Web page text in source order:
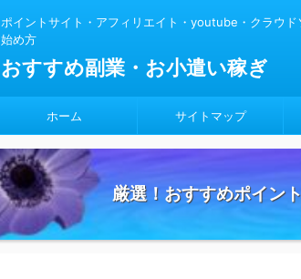
ポイントサイト・アフィリエイト・youtube・クラウド
始め方
おすすめ副業・お小遣い稼ぎ
ホーム サイトマップ
厳選！おすすめポイン